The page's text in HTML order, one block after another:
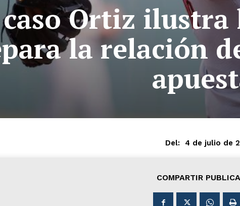
Ortiz
la relación
Del: 4 de julio de
COMPARTIR